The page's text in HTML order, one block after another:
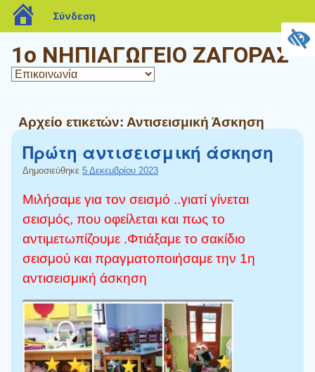
1ο ΝΗΠΙΑΓΩΓΕΙΟ ΖΑΓΟΡΑΣ
Αρχείο ετικετών: Αντισεισμική Άσκηση
Πρώτη αντισεισμική άσκηση
Δημοσιεύθηκε 5 Δεκεμβρίου 2023
Μιλήσαμε για τον σεισμό ..γιατί γίνεται
σεισμός, που οφείλεται και πως το
αντιμετωπίζουμε .Φτιάξαμε το σακίδιο
σεισμού και πραγματοποιήσαμε την 1η
αντισεισμική άσκηση
blogs.sch.gr
Σύνδεση